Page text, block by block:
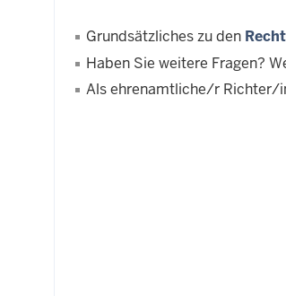
Grundsätzliches zu den
Haben Sie weitere Fragen?
Als ehrenamtliche/r Richter/